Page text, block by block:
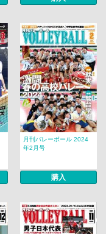
月刊バレーボール 2024
年2月号
購入